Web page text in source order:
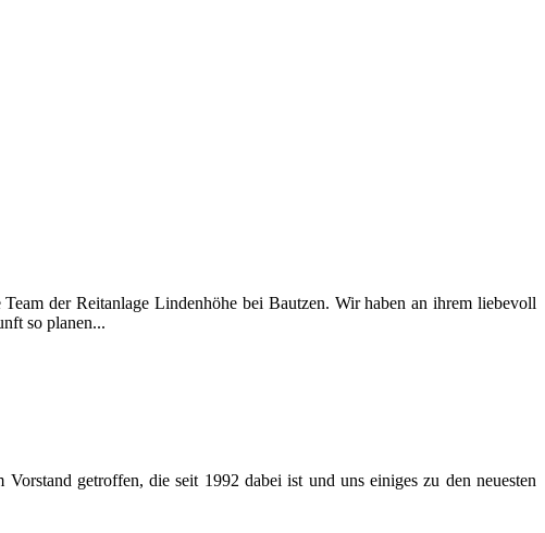
der Reitanlage Lindenhöhe bei Bautzen. Wir haben an ihrem liebevoll
so planen...
getroffen, die seit 1992 dabei ist und uns einiges zu den neuesten